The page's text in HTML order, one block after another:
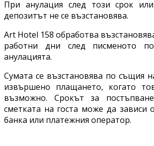
При анулация след този срок
депозитът не се възстановява.
Art Hotel 158 обработва
работни дни след писменото
анулацията.
Сумата се възстановява по същия
извършено плащането, когато
възможно. Срокът за
сметката на госта може да зависи
банка или платежния оператор.